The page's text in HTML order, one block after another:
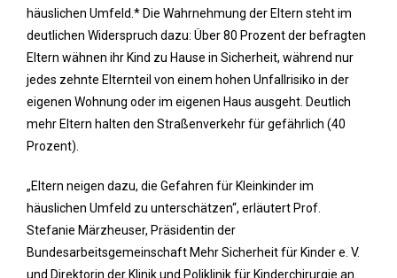
häuslichen Umfeld.* Die Wahrnehmung der Eltern steht im
deutlichen Widerspruch dazu: Über 80 Prozent der befragten
Eltern wähnen ihr Kind zu Hause in Sicherheit, während nur
jedes zehnte Elternteil von einem hohen Unfallrisiko in der
eigenen Wohnung oder im eigenen Haus ausgeht. Deutlich
mehr Eltern halten den Straßenverkehr für gefährlich (40
Prozent).
„Eltern neigen dazu, die Gefahren für Kleinkinder im
häuslichen Umfeld zu unterschätzen“, erläutert Prof.
Stefanie Märzheuser, Präsidentin der
Bundesarbeitsgemeinschaft Mehr Sicherheit für Kinder e. V.
und Direktorin der Klinik und Poliklinik für Kinderchirurgie an